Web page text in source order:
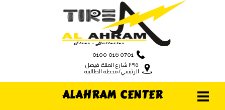
0100 016 0701
٣٩٥ شارع الملك فيصل
الرئيسي/ محطة الطالبية
ALAHRAM CENTER